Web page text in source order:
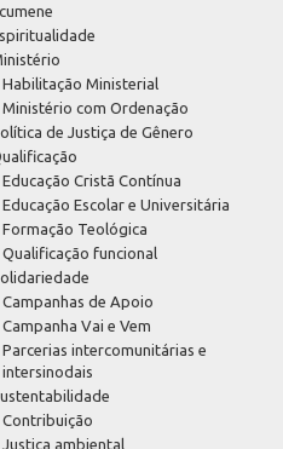
Habilitação Ministerial
Ministério com Ordenação
de Justiça de Gênero
Educação Cristã Contínua
Educação Escolar e Universitária
Formação Teológica
Qualificação funcional
Campanhas de Apoio
Campanha Vai e Vem
Parcerias intercomunitárias e
intersinodais
Contribuição
Justiça ambiental